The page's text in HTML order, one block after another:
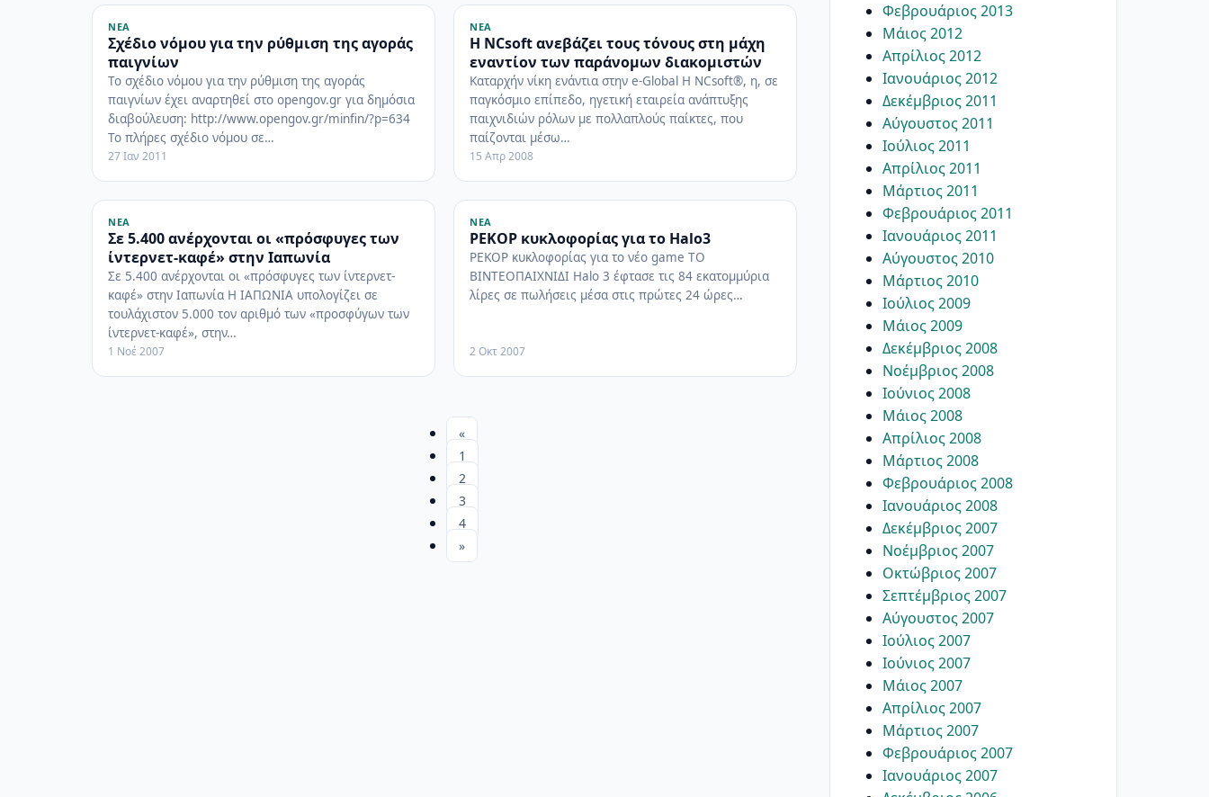
ΝΈΑ
Σχέδιο νόμου για την ρύθμιση της αγοράς
παιγνίων
Το σχέδιο νόμου για την ρύθμιση της αγοράς
παιγνίων έχει αναρτηθεί στο opengov.gr για δημόσια
διαβούλευση: http://www.opengov.gr/minfin/?p=634
Το πλήρες σχέδιο νόμου σε…
27 Ιαν 2011
ΝΈΑ
Η NCsoft ανεβάζει τους τόνους στη μάχη
εναντίον των παράνομων διακομιστών
Καταρχήν νίκη ενάντια στην e-Global Η NCsoft®, η, σε
παγκόσμιο επίπεδο, ηγετική εταιρεία ανάπτυξης
παιχνιδιών ρόλων με πολλαπλούς παίκτες, που
παίζονται μέσω…
15 Απρ 2008
ΝΈΑ
Σε 5.400 ανέρχονται οι «πρόσφυγες των
ίντερνετ-καφέ» στην Ιαπωνία
Σε 5.400 ανέρχονται οι «πρόσφυγες των ίντερνετ-
καφέ» στην Ιαπωνία Η ΙΑΠΩΝΙΑ υπολογίζει σε
τουλάχιστον 5.000 τον αριθμό των «προσφύγων των
ίντερνετ-καφέ», στην…
1 Νοέ 2007
ΝΈΑ
ΡΕΚΟΡ κυκλοφορίας για το Halo3
ΡΕΚΟΡ κυκλοφορίας για το νέο game ΤΟ
ΒΙΝΤΕΟΠΑΙΧΝΙΔΙ Halo 3 έφτασε τις 84 εκατομμύρια
λίρες σε πωλήσεις μέσα στις πρώτες 24 ώρες…
2 Οκτ 2007
«
1
2
3
4
»
Φεβρουάριος 2013
Μάιος 2012
Απρίλιος 2012
Ιανουάριος 2012
Δεκέμβριος 2011
Αύγουστος 2011
Ιούλιος 2011
Απρίλιος 2011
Μάρτιος 2011
Φεβρουάριος 2011
Ιανουάριος 2011
Αύγουστος 2010
Μάρτιος 2010
Ιούλιος 2009
Μάιος 2009
Δεκέμβριος 2008
Νοέμβριος 2008
Ιούνιος 2008
Μάιος 2008
Απρίλιος 2008
Μάρτιος 2008
Φεβρουάριος 2008
Ιανουάριος 2008
Δεκέμβριος 2007
Νοέμβριος 2007
Οκτώβριος 2007
Σεπτέμβριος 2007
Αύγουστος 2007
Ιούλιος 2007
Ιούνιος 2007
Μάιος 2007
Απρίλιος 2007
Μάρτιος 2007
Φεβρουάριος 2007
Ιανουάριος 2007